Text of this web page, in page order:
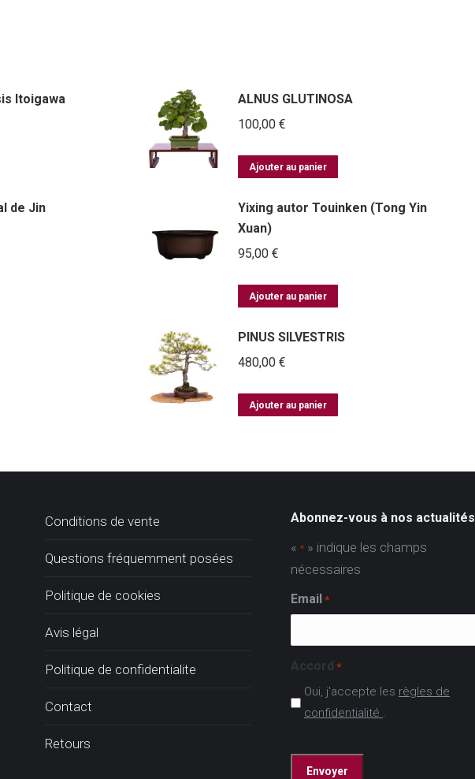
Itoigawa
ALNUS GLUTINOSA
100,00 €
Ajouter au panier
de Jin
Yixing autor Touinken (Tong Yin
Xuan)
95,00 €
Ajouter au panier
PINUS SILVESTRIS
480,00 €
Ajouter au panier
Conditions de vente
Questions fréquemment posées
Politique de cookies
Avis légal
Politique de confidentialite
Contact
Retours
Abonnez-vous à nos actualités
« * » indique les champs
nécessaires
Email *
Accord *
Oui, j'accepte les règles de
confidentialité .